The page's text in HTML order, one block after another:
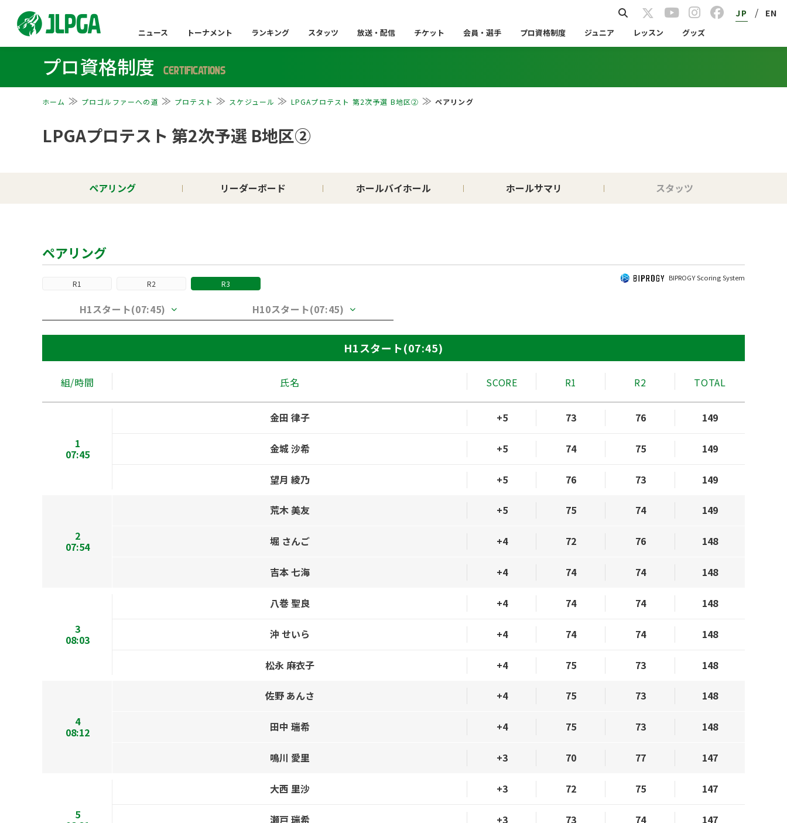
JP / EN
ニュース トーナメント ランキング スタッツ 放送・配信 チケット 会員・選手 プロ資格制度 ジュニア レッスン グッズ
プロ資格制度 CERTIFICATIONS
ホーム プロゴルファーへの道 プロテスト スケジュール LPGAプロテスト 第2次予選 B地区② ペアリング
LPGAプロテスト 第2次予選 B地区②
ペアリング リーダーボード ホールバイホール ホールサマリ スタッツ
ペアリング
R1 R2 R3
BIPROGY Scoring System
H1スタート(07:45) H10スタート(07:45)
H1スタート(07:45)
組/時間 氏名 SCORE R1 R2 TOTAL
1
07:45
金田 律子 +5 73 76 149
金城 沙希 +5 74 75 149
望月 綾乃 +5 76 73 149
2
07:54
荒木 美友 +5 75 74 149
堀 さんご +4 72 76 148
吉本 七海 +4 74 74 148
3
08:03
八巻 聖良 +4 74 74 148
沖 せいら +4 74 74 148
松永 麻衣子 +4 75 73 148
4
08:12
佐野 あんさ +4 75 73 148
田中 瑞希 +4 75 73 148
鳴川 愛里 +3 70 77 147
5
大西 里沙 +3 72 75 147
瀬戸 瑞希 +3 73 74 147